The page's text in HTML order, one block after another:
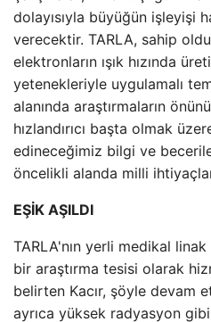
dolayısıyla büyüğün işleyişi
verecektir. TARLA, sahip
elektronların ışık hızında
yetenekleriyle uygulamalı
alanında araştırmaların
hızlandırıcı başta olmak
edineceğimiz bilgi ve
öncelikli alanda milli
EŞİK AŞILDI
TARLA'nın yerli medikal
bir araştırma tesisi olarak
belirten Kacır, şöyle devam
ayrıca yüksek radyasyon